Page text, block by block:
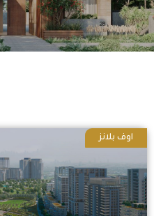
اوف بلانز